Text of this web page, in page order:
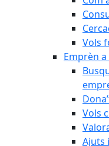
Vols
Emprèn a
Vols
Ajuts